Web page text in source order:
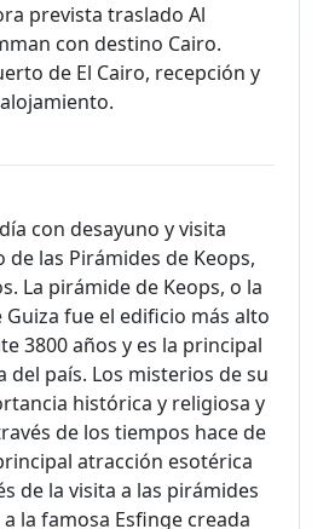
prevista traslado Al
con destino Cairo.
de El Cairo, recepción y
con desayuno y visita
las Pirámides de Keops,
La pirámide de Keops, o la
fue el edificio más alto
3800 años y es la principal
país. Los misterios de su
histórica y religiosa y
de los tiempos hace de
atracción esotérica
de la visita a las pirámides
la famosa Esfinge creada